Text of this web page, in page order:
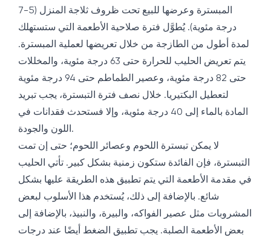
المبسترة وعرضها للبيع تحت ظروف ثلاجة المنزل (5-7
درجة مئوية). يُطوَّل فترة صلاحية الأطعمة التي ستستهلك
لمدة أطول من الطازجة من خلال تعريضها لعملية المبسترة.
يتم تعريض الحليب للحرارة حتى 63 درجة مئوية، والمخللات
حتى 82 درجة مئوية، وعصير الطماطم حتى 94 درجة مئوية
لتعطيل البكتيريا. خلال نصف فترة التبسترة، يجب تبريد
المادة بالماء إلى 40 درجة مئوية، وإلا فستحدث فقدانات في
اللون والجودة.
لا يمكن تبسترة اللحوم وعصائر اللحوم؛ حتى إن تمت
التبسترة، فإن الفائدة ستكون زمنية بشكل كبير. تأتي الحليب
في مقدمة الأطعمة التي يتم تطبيق هذه الطريقة عليها بشكل
شائع. بالإضافة إلى ذلك، يُستخدم هذا الأسلوب لبعض
المشروبات مثل عصير الفواكه، والبيرة، والنبيذ، بالإضافة إلى
بعض الأطعمة الصلبة. يجب تطبيق الضغط أيضًا عند درجات